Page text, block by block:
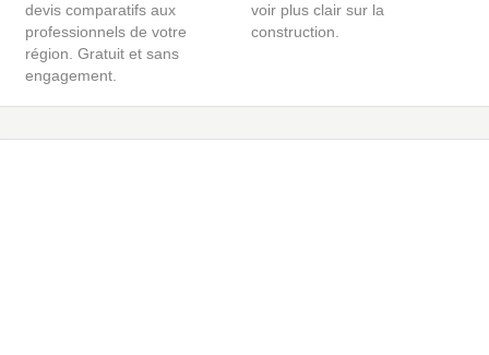
devis comparatifs aux
professionnels de votre
région. Gratuit et sans
engagement.
voir plus clair sur la
construction.